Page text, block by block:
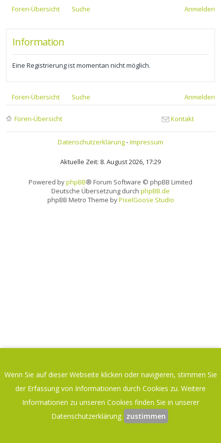
Foren-Übersicht Suche Anmelden
Information
Eine Registrierung ist momentan nicht möglich.
Foren-Übersicht Suche Anmelden
Foren-Übersicht Kontakt
Datenschutzerklärung-Impressum
Aktuelle Zeit: 8. August 2026, 17:29
Powered byphpBB® Forum Software © phpBB Limited
Deutsche Übersetzung durch phpBB.de
phpBB Metro Theme byPixelGoose Studio
Wenn Sie auf dieser Webseite klicken oder navigieren, stimmen Sie
der Erfassung von Informationen durch Cookies zu. Weitere
Informationen zu unseren Cookies finden Sie in unserer
Datenschutzerklärung
zustimmen